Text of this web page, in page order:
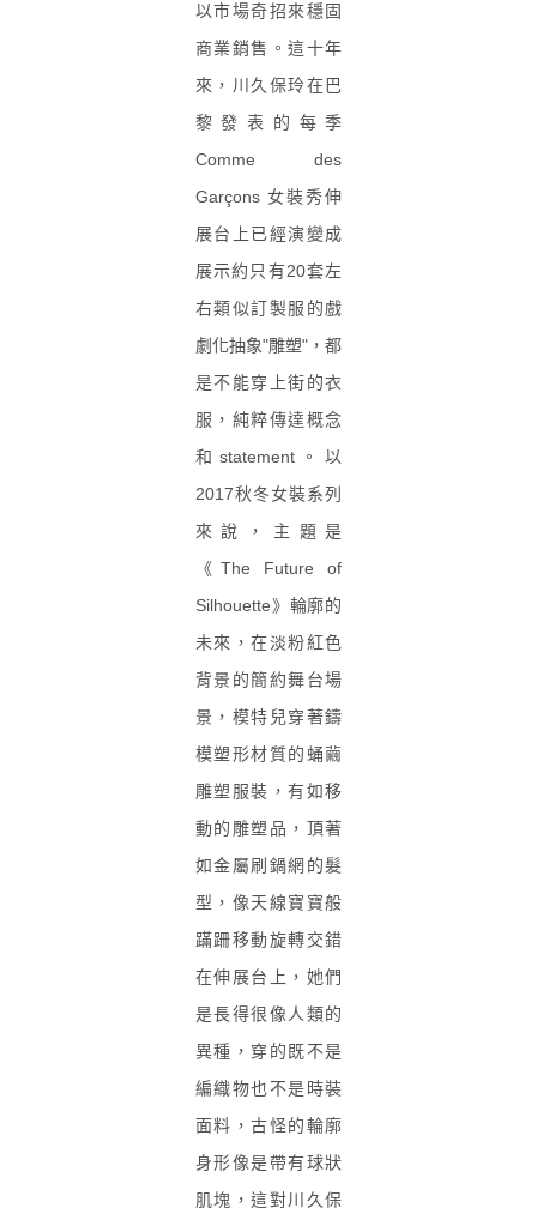
以市場奇招來穩固
商業銷售。這十年
來，川久保玲在巴
黎發表的每季
Comme des
Garçons 女裝秀伸
展台上已經演變成
展示約只有20套左
右類似訂製服的戲
劇化抽象"雕塑"，都
是不能穿上街的衣
服，純粹傳達概念
和statement。以
2017秋冬女裝系列
來說，主題是
《The Future of
Silhouette》輪廓的
未來，在淡粉紅色
背景的簡約舞台場
景，模特兒穿著鑄
模塑形材質的蛹繭
雕塑服裝，有如移
動的雕塑品，頂著
如金屬刷鍋網的髮
型，像天線寶寶般
蹣跚移動旋轉交錯
在伸展台上，她們
是長得很像人類的
異種，穿的既不是
編織物也不是時裝
面料，古怪的輪廓
身形像是帶有球狀
肌塊，這對川久保